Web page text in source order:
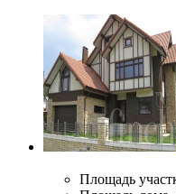
Площадь